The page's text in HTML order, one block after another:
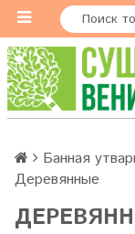
Банная
Деревянные